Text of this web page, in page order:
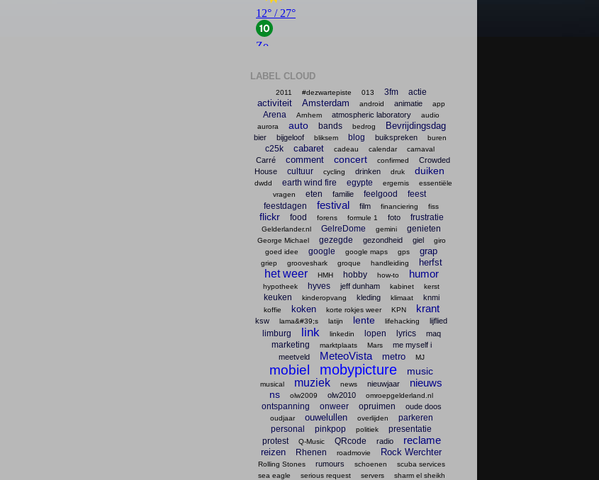
LABEL CLOUD
2011 #dezwartepiste 013 3fm actie
activiteit Amsterdam android animatie app
Arena Arnhem atmospheric laboratory
audio
aurora
auto bands bedrog Bevrijdingsdag
bier bijgeloof bliksem blog buikspreken buren
c25k cabaret cadeau calendar carnaval
Carré comment concert confirmed
Crowded
House
cultuur cycling drinken druk duiken
dwdd earth wind fire egypte ergernis
essentiële
vragen
eten familie feelgood
feest
feestdagen
festival film financiering fiss
flickr food forens formule 1 foto frustratie
Gelderlander.nl GelreDome gemini genieten
George Michael gezegde gezondheid giel
giro
goed idee
google google maps gps grap
griep grooveshark groque handleiding herfst
het weer HMH hobby how-to humor
hypotheek hyves jeff dunham kabinet kerst
keuken kinderopvang kleding klimaat knmi
koffie koken korte rokjes weer KPN krant
ksw lama&#39;s latijn lente lifehacking lijflied
limburg link linkedin lopen lyrics maq
marketing marktplaats Mars
me myself i
meetveld
MeteoVista metro MJ
mobiel mobypicture music
musical muziek news nieuwjaar nieuws
ns olw2009 olw2010 omroepgelderland.nl
ontspanning onweer opruimen oude doos
oudjaar ouwelullen overlijden
parkeren
personal
pinkpop politiek
presentatie
protest
Q-Music QRcode radio reclame
reizen Rhenen roadmovie Rock Werchter
Rolling Stones rumours schoenen
scuba services
sea eagle
serious request servers
sharm el sheikh